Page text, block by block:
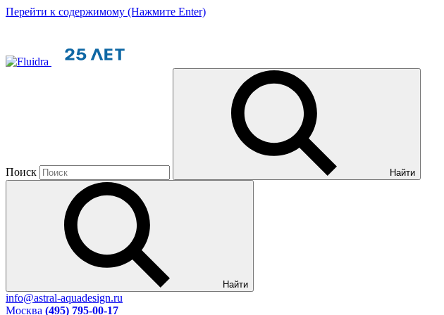
Перейти к содержимому (Нажмите Enter)
Поиск Найти
Найти
info@astral-aquadesign.ru
Москва (495) 795-00-17